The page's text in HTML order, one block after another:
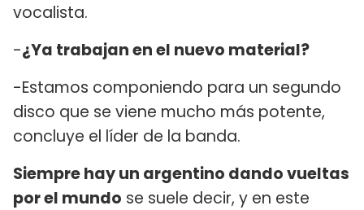
vocalista.
-¿Ya trabajan en el nuevo material?
-Estamos componiendo para un segundo
disco que se viene mucho más potente,
concluye el líder de la banda.
Siempre hay un argentino dando vueltas
por el mundo se suele decir, y en este